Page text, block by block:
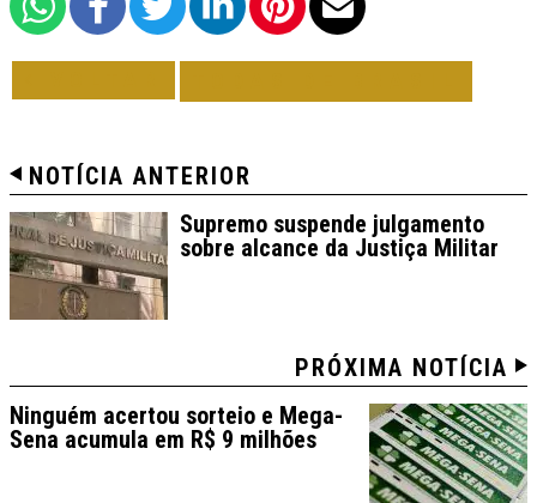
NOTÍCIA ANTERIOR
Supremo suspende julgamento
sobre alcance da Justiça Militar
PRÓXIMA NOTÍCIA
Ninguém acertou sorteio e Mega-
Sena acumula em R$ 9 milhões